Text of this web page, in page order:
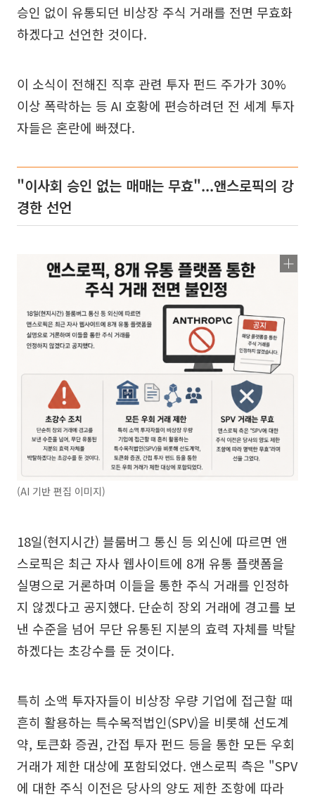
승인 없이 유통되던 비상장 주식 거래를 전면 무효화
하겠다고 선언한 것이다.
이 소식이 전해진 직후 관련 투자 펀드 주가가 30%
이상 폭락하는 등 AI 호황에 편승하려던 전 세계 투자
자들은 혼란에 빠졌다.
"이사회 승인 없는 매매는 무효"...앤스로픽의 강
경한 선언
(AI 기반 편집 이미지)
18일(현지시간) 블룸버그 통신 등 외신에 따르면 앤
스로픽은 최근 자사 웹사이트에 8개 유통 플랫폼을
실명으로 거론하며 이들을 통한 주식 거래를 인정하
지 않겠다고 공지했다. 단순히 장외 거래에 경고를 보
낸 수준을 넘어 무단 유통된 지분의 효력 자체를 박탈
하겠다는 초강수를 둔 것이다.
특히 소액 투자자들이 비상장 우량 기업에 접근할 때
흔히 활용하는 특수목적법인(SPV)을 비롯해 선도계
약, 토큰화 증권, 간접 투자 펀드 등을 통한 모든 우회
거래가 제한 대상에 포함되었다. 앤스로픽 측은 "SPV
에 대한 주식 이전은 당사의 양도 제한 조항에 따라